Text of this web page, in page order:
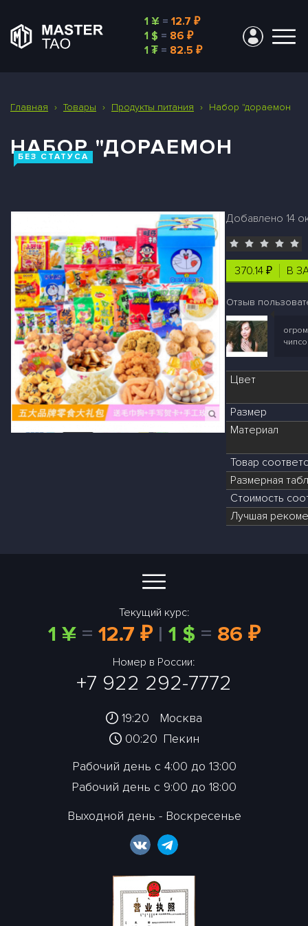
1 ¥ = 12.7 ₽
1 $ = 86 ₽
1 ₮= 82.5 ₽
Главная › Товары › Продукты питания › Набор "дораемон
НАБОР "ДОРАЕМОН
БЕЗ СТАТУСА
Добавлено 14
370.14 ₽ В
Отзыв
Цвет
Размер
Материал
Товар
Размерная
Стоимость
Лучшая
Текущий курс:
1 ¥= 12.7 ₽| 1 $ = 86 ₽
Номер в России:
+7 922 292-7772
19:20
Москва
00:20 Пекин
Рабочий день с 4:00 до 13:00
Рабочий день с 9:00 до 18:00
Выходной день - Воскресенье